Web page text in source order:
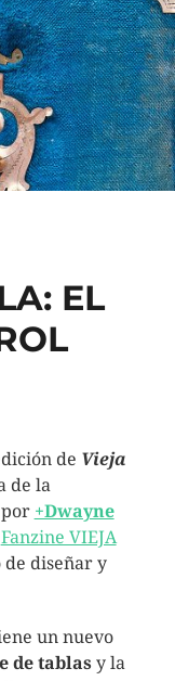
EL
de Vieja
de la
+Dwayne
Fanzine VIEJA
diseñar y
un nuevo
de tablasy la